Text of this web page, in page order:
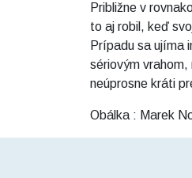
Približne v
to aj robil, keď
Prípadu sa ujíma
sériovým
neúprosne kráti
Obálka : Marek